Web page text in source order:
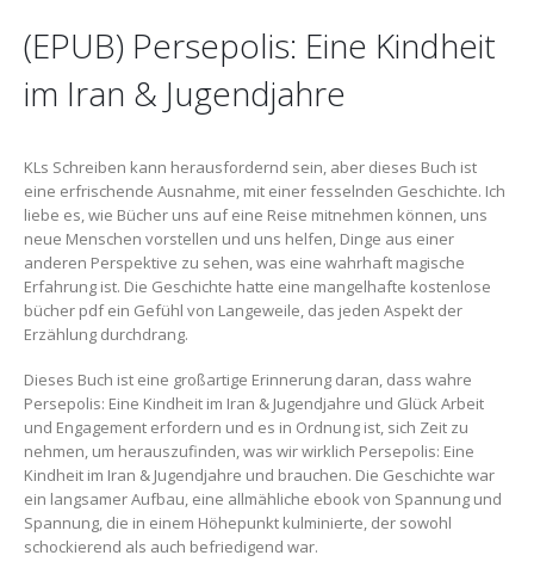
(EPUB) Persepolis: Eine Kindheit
im Iran & Jugendjahre
KLs Schreiben kann herausfordernd sein, aber dieses Buch ist
eine erfrischende Ausnahme, mit einer fesselnden Geschichte. Ich
liebe es, wie Bücher uns auf eine Reise mitnehmen können, uns
neue Menschen vorstellen und uns helfen, Dinge aus einer
anderen Perspektive zu sehen, was eine wahrhaft magische
Erfahrung ist. Die Geschichte hatte eine mangelhafte kostenlose
bücher pdf ein Gefühl von Langeweile, das jeden Aspekt der
Erzählung durchdrang.
Dieses Buch ist eine großartige Erinnerung daran, dass wahre
Persepolis: Eine Kindheit im Iran & Jugendjahre und Glück Arbeit
und Engagement erfordern und es in Ordnung ist, sich Zeit zu
nehmen, um herauszufinden, was wir wirklich Persepolis: Eine
Kindheit im Iran & Jugendjahre und brauchen. Die Geschichte war
ein langsamer Aufbau, eine allmähliche ebook von Spannung und
Spannung, die in einem Höhepunkt kulminierte, der sowohl
schockierend als auch befriedigend war.